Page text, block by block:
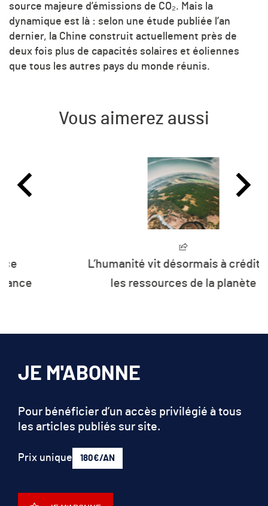
source majeure d’émissions de CO₂. Mais la
dynamique est là : selon une étude publiée l’an
dernier, la Chine construit actuellement près de
deux fois plus de capacités solaires et éoliennes
que tous les autres pays du monde réunis.
Vous aimerez aussi
L’humanité vit désormais à crédit sur
les ressources de la planète
JE M'ABONNE
les articles publiés sur site.
180€/AN